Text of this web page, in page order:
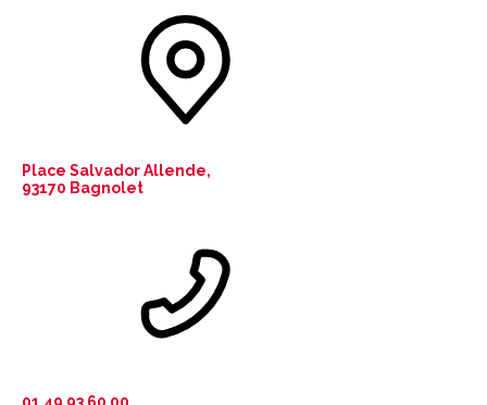
Place Salvador Allende,
93170 Bagnolet
01 49 93 60 00